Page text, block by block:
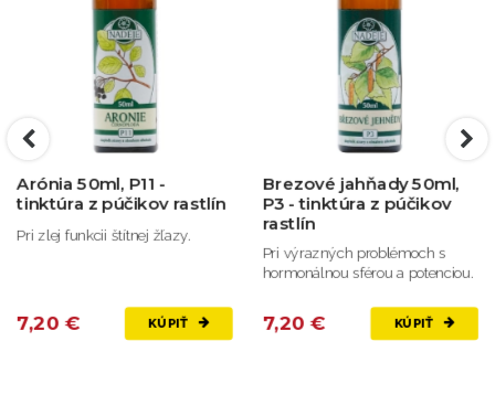
Arónia 50ml, P11 -
tinktúra z púčikov rastlín
Pri zlej funkcii štítnej žľazy.
7,20 € KÚPIŤ
Brezové jahňady 50ml,
P3 - tinktúra z púčikov
rastlín
Pri výrazných problémoch s
hormonálnou sférou a potenciou.
7,20 € KÚPIŤ